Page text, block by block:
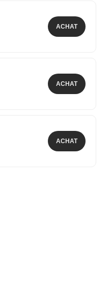
ACHAT
ACHAT
ACHAT